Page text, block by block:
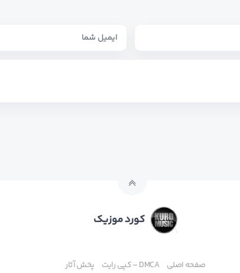
کورد موزیک
صفحه اصلی DMCA – کپی رایت پخش آثار